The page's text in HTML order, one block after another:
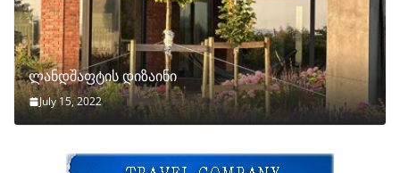
ლანდშაფტის დიზაინი
July 15, 2022